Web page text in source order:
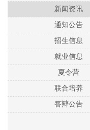
新闻资讯
通知公告
招生信息
就业信息
夏令营
联合培养
答辩公告